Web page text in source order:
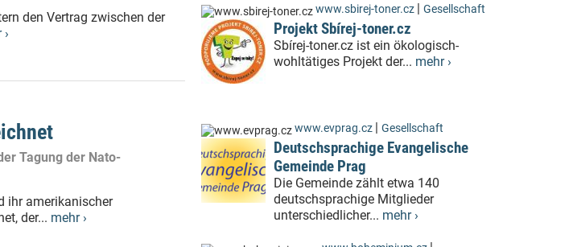
den Vertrag zwischen der
Tagung der Nato-
ihr amerikanischer
der... mehr ›
www.sbirej-toner.cz | Gesellschaft
Projekt Sbírej-toner.cz
Sbírej-toner.cz ist ein ökologisch-
wohltätiges Projekt der... mehr ›
www.evprag.cz | Gesellschaft
Deutschsprachige Evangelische
Gemeinde Prag
Die Gemeinde zählt etwa 140
deutschsprachige Mitglieder
unterschiedlicher... mehr ›